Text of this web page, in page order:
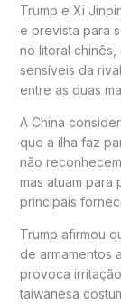
Trump e Xi
e prevista para
no litoral
sensíveis da
entre as duas
A China
que a ilha faz
não
mas atuam para
principais
Trump afirmou
de armamentos
provoca
taiwanesa